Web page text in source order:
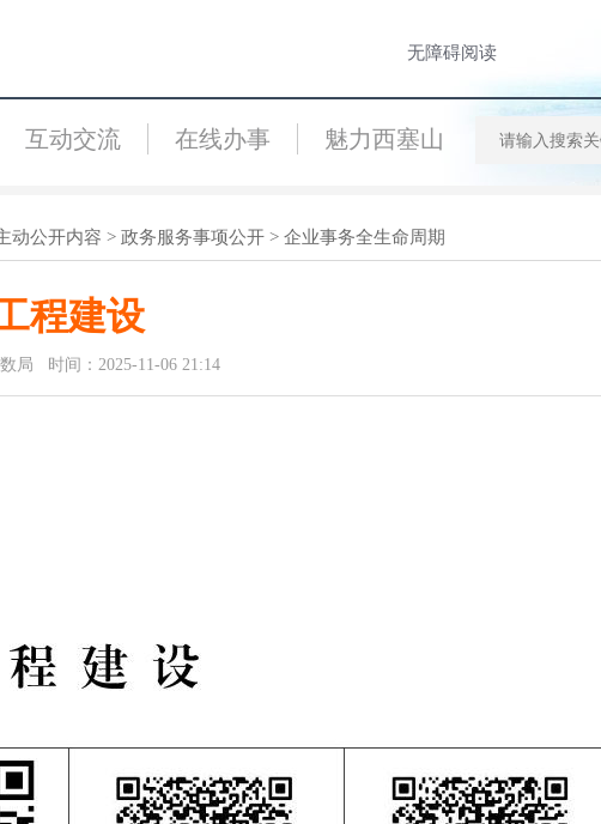
无障碍阅读
互动交流 在线办事 魅力西塞山
动公开内容 > 政务服务事项公开> 企业事务全生命周期
程建设
局 时间：2025-11-06 21:14